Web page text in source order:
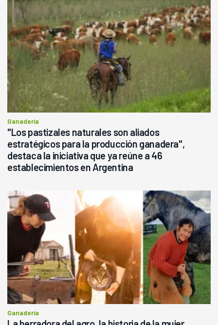
Ganadería
"Los pastizales naturales son aliados
estratégicos para la producción ganadera",
destaca la iniciativa que ya reúne a 46
establecimientos en Argentina
Ganadería